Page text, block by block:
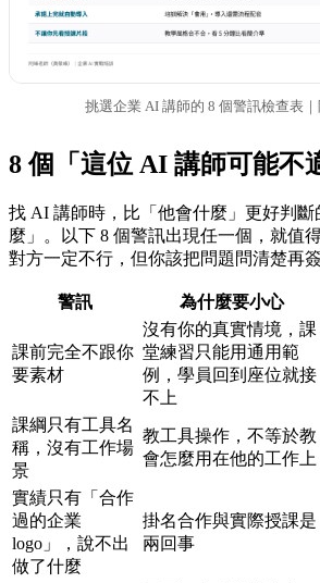
挑選企業 AI 講師的 8 個警訊檢查表
8 個「這位 AI 講師可能不
找 AI 講師時，比「他會什麼」更好判
麼」。以下 8 個警訊出現任一個，就
對方一定不行，但你該把問題問清楚再簽
警訊 為什麼要小心
課前完全不跟你
要素材
沒有你的真實情境，課
堂練習只能用通用範
例，學員回到座位就接
不上
課綱只有工具名
稱，沒有工作場
景
教工具操作，不等於教
會怎麼用在他的工作上
實績只有「合作
過的企業
logo」，說不出
做了什麼
掛名合作與實際授課是
兩回事